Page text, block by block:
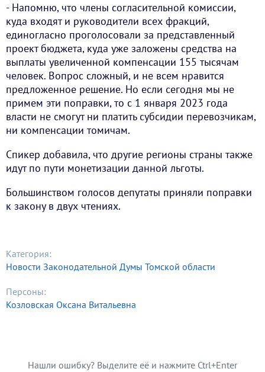
- Напомню, что члены согласительной комиссии,
куда входят и руководители всех фракций,
единогласно проголосовали за представленный
проект бюджета, куда уже заложены средства на
выплаты увеличенной компенсации 155 тысячам
человек. Вопрос сложный, и не всем нравится
предложенное решение. Но если сегодня мы не
примем эти поправки, то с 1 января 2023 года
власти не смогут ни платить субсидии перевозчикам,
ни компенсации томичам.
Спикер добавила, что другие регионы страны также
идут по пути монетизации данной льготы.
Большинством голосов депутаты приняли поправки
к закону в двух чтениях.
Категория:
Новости Законодательной Думы Томской области
Персоны:
Козловская Оксана Витальевна
Нашли ошибку? Выделите её и нажмите Ctrl+Enter